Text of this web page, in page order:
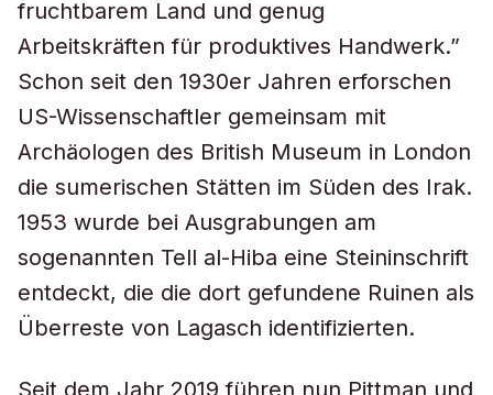
fruchtbarem Land und genug
Arbeitskräften für produktives Handwerk.”
Schon seit den 1930er Jahren erforschen
US-Wissenschaftler gemeinsam mit
Archäologen des British Museum in London
die sumerischen Stätten im Süden des Irak.
1953 wurde bei Ausgrabungen am
sogenannten Tell al-Hiba eine Steininschrift
entdeckt, die die dort gefundene Ruinen als
Überreste von Lagasch identifizierten.
Seit dem Jahr 2019 führen nun Pittman und